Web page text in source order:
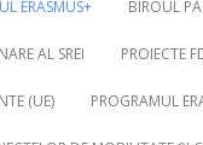
ERASMUS+ BIROUL
AL SREI PROIECTE
(UE) PROGRAMUL